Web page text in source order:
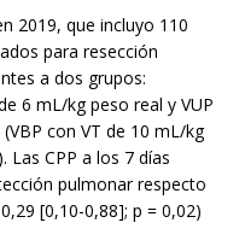
2019, que incluyo 110
para resección
a dos grupos:
6 mL/kg peso real y VUP
con VT de 10 mL/kg
Las CPP a los 7 días
pulmonar respecto
[0,10-0,88]; p = 0,02)